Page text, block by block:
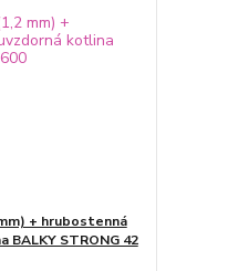
+ hrubostenná
BALKY STRONG 42